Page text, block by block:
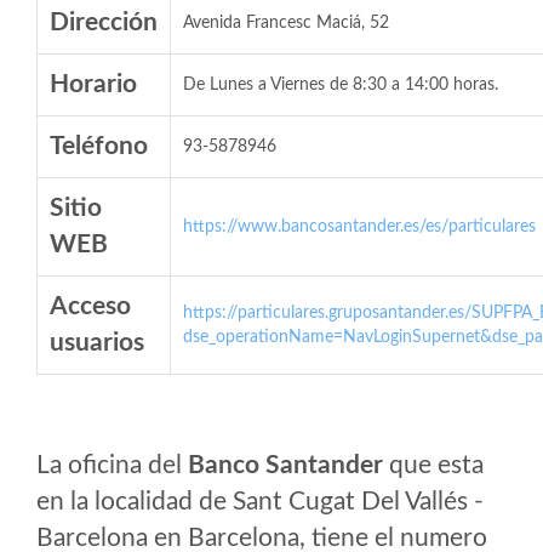
Dirección Avenida Francesc Maciá, 52
Horario De Lunes a Viernes de 8:30 a 14:00 horas.
Teléfono 93-5878946
Sitio
WEB
https://www.bancosantander.es/es/particulares
Acceso
usuarios
https://particulares.gruposantander.es/
La oficina del Banco Santander que esta
en la localidad de Sant Cugat Del Vallés -
Barcelona en Barcelona, tiene el numero